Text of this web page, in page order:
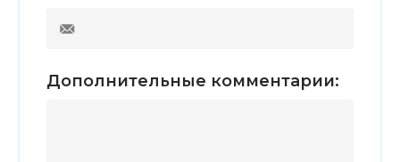
Дополнительные комментарии: